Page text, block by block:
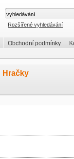
Rozšířené vyhledávání
Obchodní podmínky
Hračky